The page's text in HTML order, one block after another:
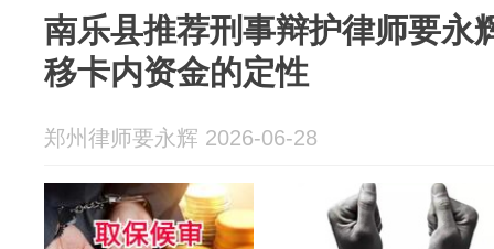
南乐县推荐刑事辩护律师要永
移卡内资金的定性
郑州律师要永辉 2026-06-28